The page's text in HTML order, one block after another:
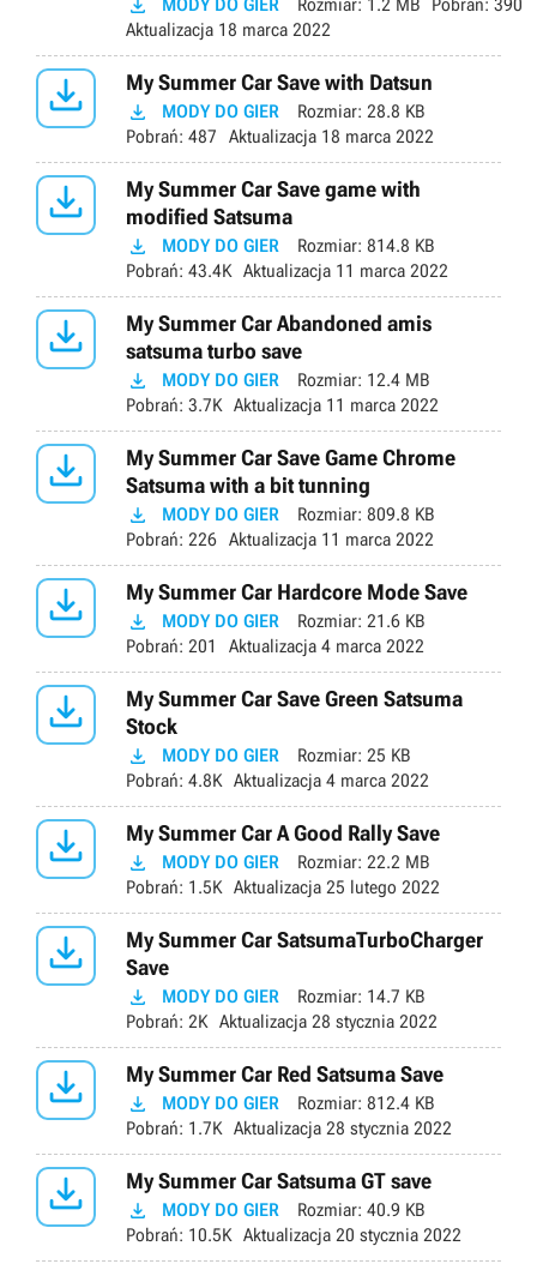
MODY DO GIER Rozmiar: 1.2 MB Pobrań: 390
Aktualizacja 18 marca 2022
 My Summer Car Save with Datsun
 MODY DO GIER Rozmiar: 28.8 KB
Pobrań: 487 Aktualizacja 18 marca 2022

My Summer Car Save game with
modified Satsuma
 MODY DO GIER Rozmiar: 814.8 KB
Pobrań: 43.4K Aktualizacja 11 marca 2022

My Summer Car Abandoned amis
satsuma turbo save
 MODY DO GIER Rozmiar: 12.4 MB
Pobrań: 3.7K Aktualizacja 11 marca 2022

My Summer Car Save Game Chrome
Satsuma with a bit tunning
 MODY DO GIER Rozmiar: 809.8 KB
Pobrań: 226 Aktualizacja 11 marca 2022
 My Summer Car Hardcore Mode Save
 MODY DO GIER Rozmiar: 21.6 KB
Pobrań: 201 Aktualizacja 4 marca 2022

My Summer Car Save Green Satsuma
Stock
 MODY DO GIER Rozmiar: 25 KB
Pobrań: 4.8K Aktualizacja 4 marca 2022
 My Summer Car A Good Rally Save
 MODY DO GIER Rozmiar: 22.2 MB
Pobrań: 1.5K Aktualizacja 25 lutego 2022

My Summer Car SatsumaTurboCharger
Save
 MODY DO GIER Rozmiar: 14.7 KB
Pobrań: 2K Aktualizacja 28 stycznia 2022
 My Summer Car Red Satsuma Save
 MODY DO GIER Rozmiar: 812.4 KB
Pobrań: 1.7K Aktualizacja 28 stycznia 2022
 My Summer Car Satsuma GT save
 MODY DO GIER Rozmiar: 40.9 KB
Pobrań: 10.5K Aktualizacja 20 stycznia 2022